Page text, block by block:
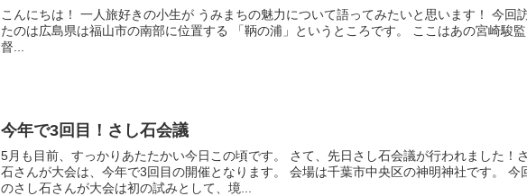
こんにちは！ 一人旅好きの小生が うみまちの魅力について語ってみたいと思います！ 今回訪れ
たのは広島県は福山市の南部に位置する 「鞆の浦」というところです。 ここはあの宮崎駿監
督...
今年で3回目！さし石会議
5月も目前、すっかりあたたかい今日この頃です。 さて、先日さし石会議が行われました！さし
石さんが大会は、今年で3回目の開催となります。 会場は千葉市中央区の神明神社です。 今回
のさし石さんが大会は初の試みとして、境...